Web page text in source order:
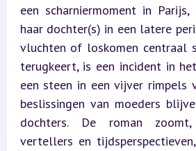
een scharniermoment in
haar dochter(s) in een latere
vluchten of loskomen centraal
terugkeert, is een incident in
een steen in een vijver rimpels
beslissingen van moeders
dochters. De roman
vertellers en